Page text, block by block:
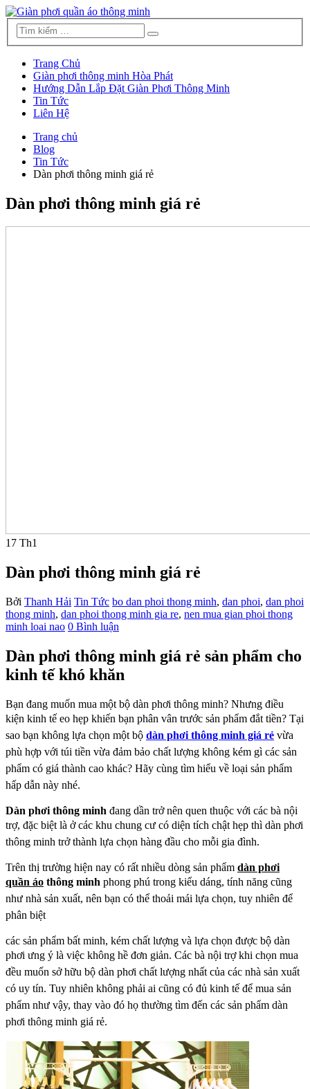
Trang Chủ
Giàn phơi thông minh Hòa Phát
Hướng Dẫn Lắp Đặt Giàn Phơi Thông Minh
Tin Tức
Liên Hệ
Trang chủ
Blog
Tin Tức
Dàn phơi thông minh giá rẻ
Dàn phơi thông minh giá rẻ
17 Th1
Dàn phơi thông minh giá rẻ
Bởi Thanh Hải Tin Tức bo dan phoi thong minh, dan phoi, dan phoi
thong minh, dan phoi thong minh gia re, nen mua gian phoi thong
minh loai nao 0 Bình luận
Dàn phơi thông minh giá rẻ sản phẩm cho
kinh tế khó khăn
Bạn đang muốn mua một bộ dàn phơi thông minh? Nhưng điều
kiện kinh tế eo hẹp khiến bạn phân vân trước sản phẩm đắt tiền? Tại
sao bạn không lựa chọn một bộ dàn phơi thông minh giá rẻ vừa
phù hợp với túi tiền vừa đảm bảo chất lượng không kém gì các sản
phẩm có giá thành cao khác? Hãy cùng tìm hiểu về loại sản phẩm
hấp dẫn này nhé.
Dàn phơi thông minh đang dần trở nên quen thuộc với các bà nội
trợ, đặc biệt là ở các khu chung cư có diện tích chật hẹp thì dàn phơi
thông minh trở thành lựa chọn hàng đầu cho mỗi gia đình.
Trên thị trường hiện nay có rất nhiều dòng sản phẩm dàn phơi
quần áo thông minh phong phú trong kiểu dáng, tính năng cũng
như nhà sản xuất, nên bạn có thể thoải mái lựa chọn, tuy nhiên để
phân biệt
các sản phẩm bất minh, kém chất lượng và lựa chọn được bộ dàn
phơi ưng ý là việc không hề đơn giản. Các bà nội trợ khi chọn mua
đều muốn sở hữu bộ dàn phơi chất lượng nhất của các nhà sản xuất
có uy tín. Tuy nhiên không phải ai cũng có đủ kinh tế để mua sản
phẩm như vậy, thay vào đó họ thường tìm đến các sản phẩm dàn
phơi thông minh giá rẻ.